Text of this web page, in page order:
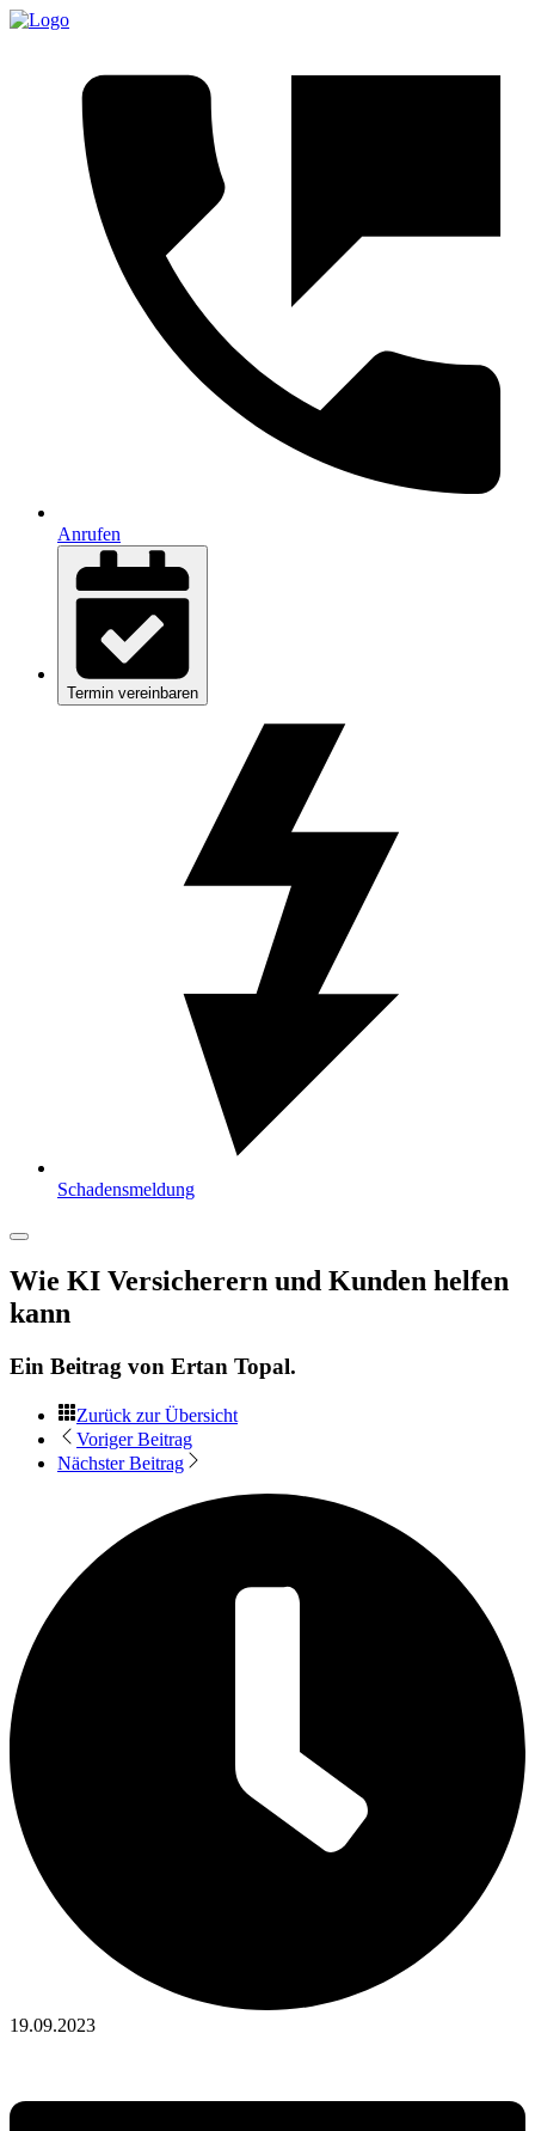
Anrufen
Termin vereinbaren
Schadensmeldung
Wie KI Versicherern und Kunden helfen
kann
Ein Beitrag von Ertan Topal.
Zurück zur Übersicht
Voriger Beitrag
Nächster Beitrag
19.09.2023